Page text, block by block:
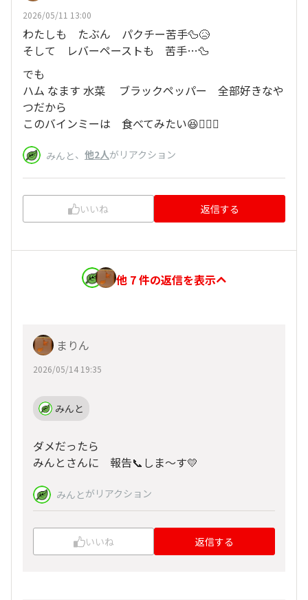
2026/05/11 13:00
わたしも たぶん パクチー苦手🦆😥
そして レバーペーストも 苦手…🦆
でも
ハム なます 水菜 ブラックペッパー 全部好きなや
つだから
このバインミーは 食べてみたい😆🙋🏻‍♀️
みんと、 他2人がリアクション
いいね 返信する
他 7 件の返信を表示
まりん
2026/05/14 19:35
みんと
ダメだったら
みんとさんに 報告📞しま～す💛
みんとがリアクション
いいね 返信する